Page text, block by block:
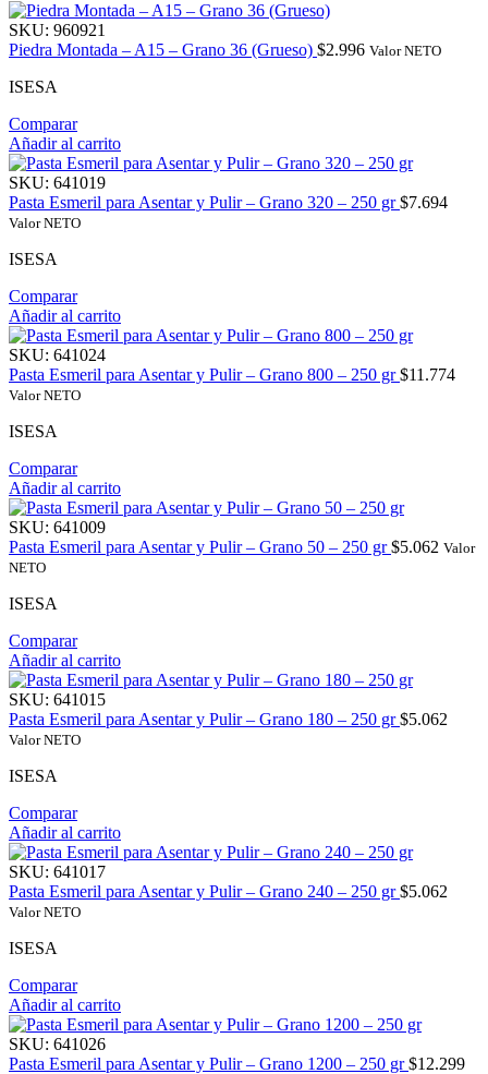
SKU: 960921
Piedra Montada – A15 – Grano 36 (Grueso) $2.996 Valor NETO
ISESA
Comparar
Añadir al carrito
SKU: 641019
Pasta Esmeril para Asentar y Pulir – Grano 320 – 250 gr$7.694
Valor NETO
ISESA
Comparar
Añadir al carrito
SKU: 641024
Pasta Esmeril para Asentar y Pulir – Grano 800 – 250 gr$11.774
Valor NETO
ISESA
Comparar
Añadir al carrito
SKU: 641009
Pasta Esmeril para Asentar y Pulir – Grano 50 – 250 gr$5.062 Valor
NETO
ISESA
Comparar
Añadir al carrito
SKU: 641015
Pasta Esmeril para Asentar y Pulir – Grano 180 – 250 gr$5.062
Valor NETO
ISESA
Comparar
Añadir al carrito
SKU: 641017
Pasta Esmeril para Asentar y Pulir – Grano 240 – 250 gr$5.062
Valor NETO
ISESA
Comparar
Añadir al carrito
SKU: 641026
Pasta Esmeril para Asentar y Pulir – Grano 1200 – 250 gr$12.299